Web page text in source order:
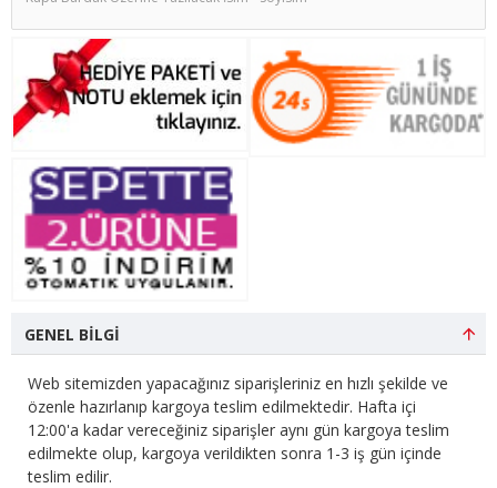
GENEL BILGI
Web sitemizden yapacağınız siparişleriniz en hızlı şekilde ve
özenle hazırlanıp kargoya teslim edilmektedir. Hafta içi
12:00'a kadar vereceğiniz siparişler aynı gün kargoya teslim
edilmekte olup, kargoya verildikten sonra 1-3 iş gün içinde
teslim edilir.